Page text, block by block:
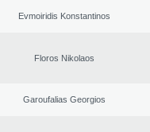
Evmoiridis Konstantinos
Floros Nikolaos
Garoufalias Georgios